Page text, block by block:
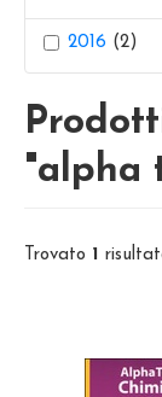
2016 (2)
"alpha
Trovato 1